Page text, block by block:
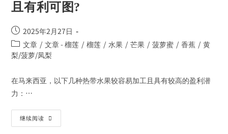
且有利可图?
2025年2月27日
文章 / 文章 - 榴莲 / 榴莲 / 水果 / 芒果 / 菠萝蜜 / 香蕉 / 黄
梨/菠萝/凤梨
在马来西亚，以下几种热带水果较容易加工且具有较高的盈利潜
力：…
继续阅读